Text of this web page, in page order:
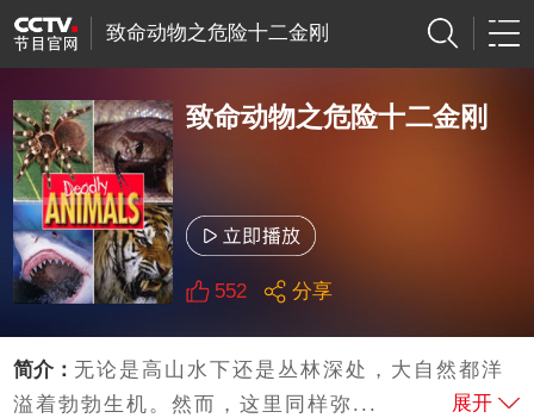
致命动物之危险十二金刚
致命动物之危险十二金刚
552 分享
简介： 无论是高山水下还是丛林深处，大自然都洋
溢着勃勃生机。然而，这里同样弥...
展开